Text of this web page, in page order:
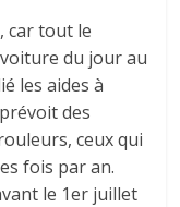
car tout le
du jour au
les aides à
des
ceux qui
fois par an.
le 1er juillet